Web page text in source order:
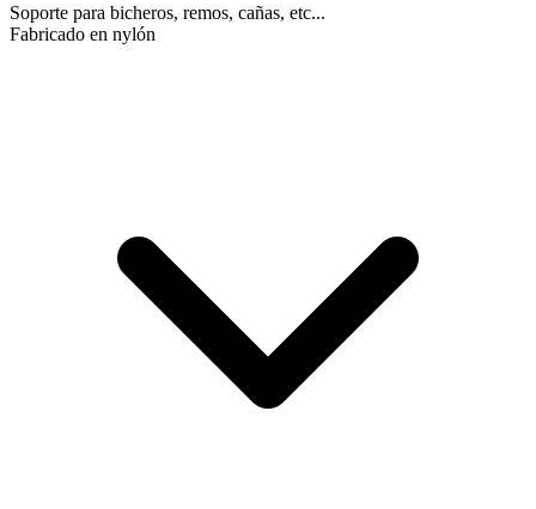
Soporte para bicheros, remos, cañas, etc...
Fabricado en nylón